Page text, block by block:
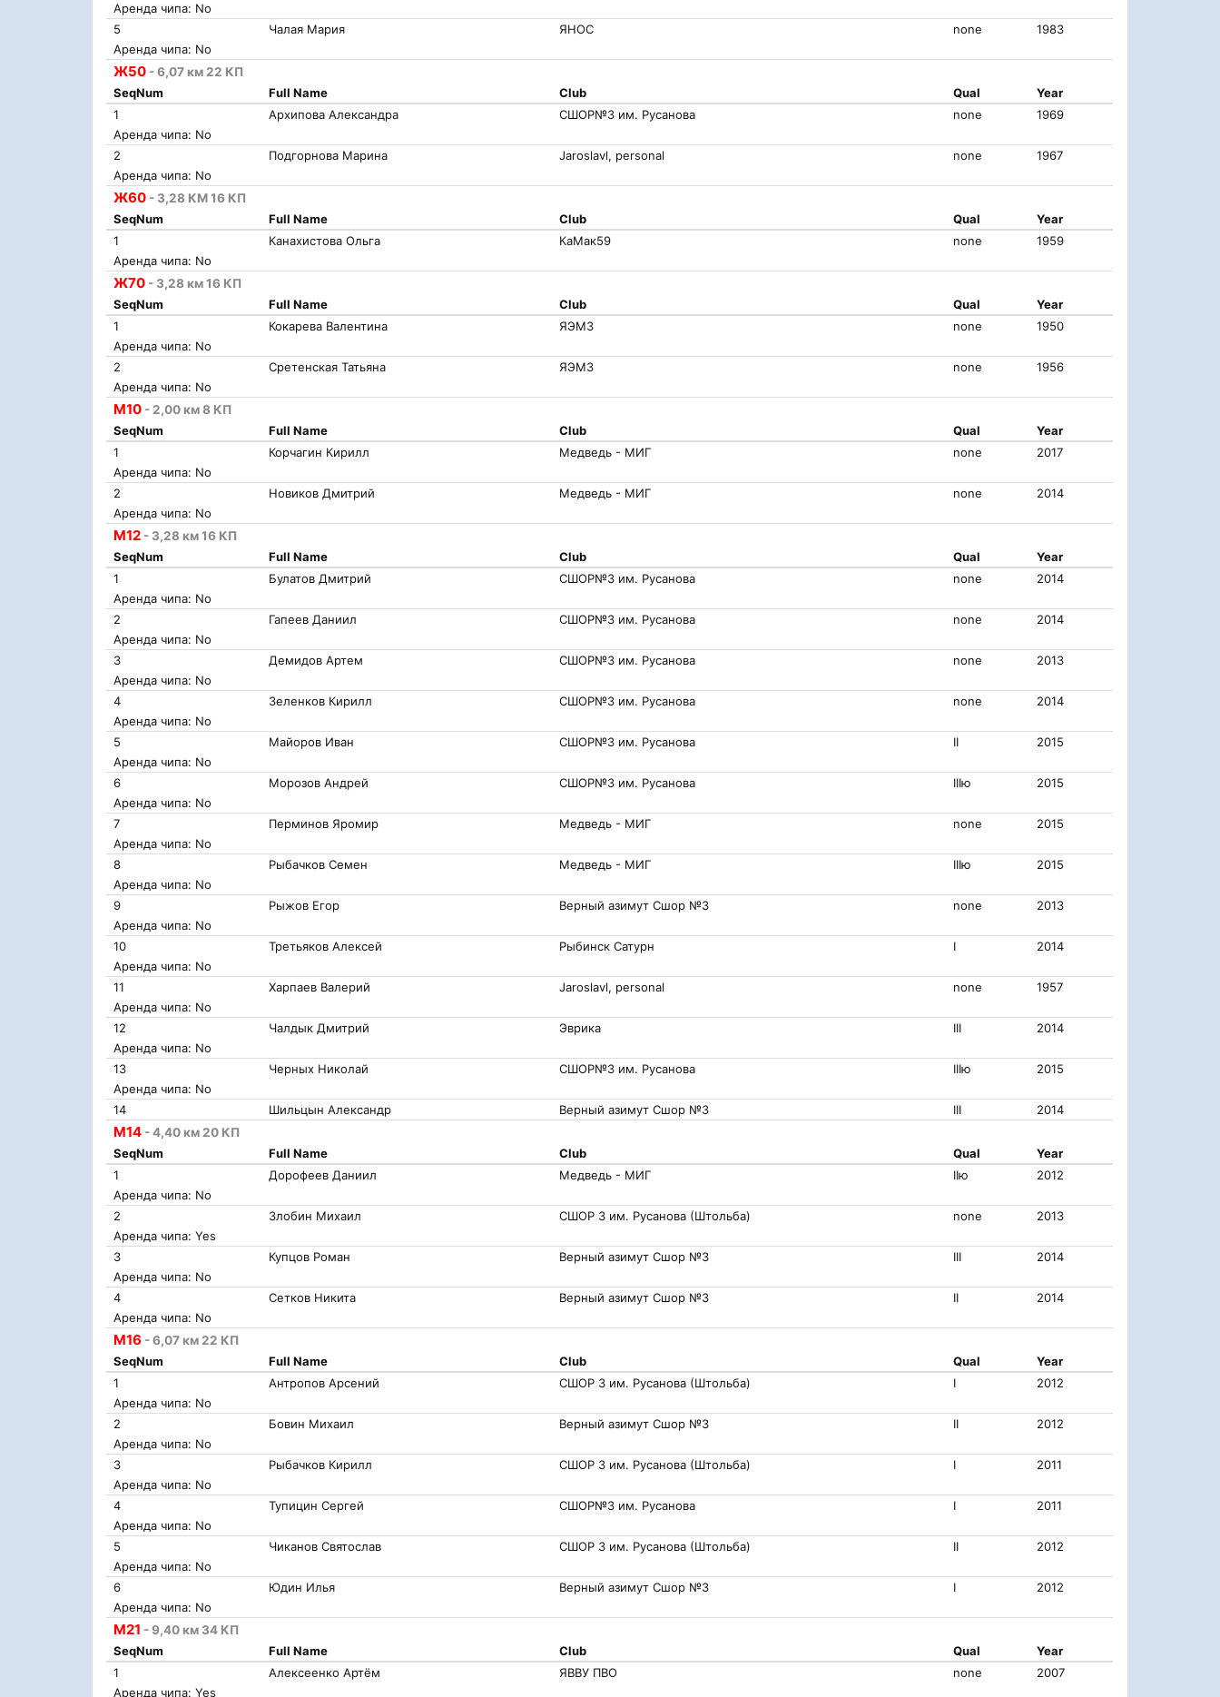
Аренда чипа: No
5
Чалая Мария ЯНОС none
1983
Аренда чипа: No
Ж50 - 6,07 км 22 КП
SeqNum
Full Name Club Qual
Year
1
Архипова Александра СШОР№3 им. Русанова none
1969
Аренда чипа: No
2
Подгорнова Марина Jaroslavl, personal none
1967
Аренда чипа: No
Ж60 - 3,28 КМ 16 КП
SeqNum
Full Name Club Qual
Year
1
Канахистова Ольга КаМак59 none
1959
Аренда чипа: No
Ж70 - 3,28 км 16 КП
SeqNum
Full Name Club Qual
Year
1
Кокарева Валентина ЯЭМЗ none
1950
Аренда чипа: No
2
Сретенская Татьяна ЯЭМЗ none
1956
Аренда чипа: No
М10 - 2,00 км 8 КП
SeqNum
Full Name Club Qual
Year
1
Корчагин Кирилл Медведь - МИГ none
2017
Аренда чипа: No
2
Новиков Дмитрий Медведь - МИГ none
2014
Аренда чипа: No
М12 - 3,28 км 16 КП
SeqNum
Full Name Club Qual
Year
1
Булатов Дмитрий СШОР№3 им. Русанова none
2014
Аренда чипа: No
2
Гапеев Даниил СШОР№3 им. Русанова none
2014
Аренда чипа: No
3
Демидов Артем СШОР№3 им. Русанова none
2013
Аренда чипа: No
4
Зеленков Кирилл СШОР№3 им. Русанова none
2014
Аренда чипа: No
5
Майоров Иван СШОР№3 им. Русанова II
2015
Аренда чипа: No
6
Морозов Андрей СШОР№3 им. Русанова IIIю
2015
Аренда чипа: No
7
Перминов Яромир Медведь - МИГ none
2015
Аренда чипа: No
8
Рыбачков Семен Медведь - МИГ IIIю
2015
Аренда чипа: No
9
Рыжов Егор Верный азимут Сшор №3 none
2013
Аренда чипа: No
10
Третьяков Алексей Рыбинск Сатурн I
2014
Аренда чипа: No
11
Харпаев Валерий Jaroslavl, personal none
1957
Аренда чипа: No
12
Чалдык Дмитрий Эврика III
2014
Аренда чипа: No
13
Черных Николай СШОР№3 им. Русанова IIIю
2015
Аренда чипа: No
14
Шильцын Александр Верный азимут Сшор №3 III 2014
М14 - 4,40 км 20 КП
SeqNum
Full Name Club Qual
Year
1
Дорофеев Даниил Медведь - МИГ IIю
2012
Аренда чипа: No
2
Злобин Михаил СШОР 3 им. Русанова (Штольба) none
2013
Аренда чипа: Yes
3
Купцов Роман Верный азимут Сшор №3 III
2014
Аренда чипа: No
4
Сетков Никита Верный азимут Сшор №3 II
2014
Аренда чипа: No
М16 - 6,07 км 22 КП
SeqNum
Full Name Club Qual
Year
1
Антропов Арсений СШОР 3 им. Русанова (Штольба) I
2012
Аренда чипа: No
2
Бовин Михаил Верный азимут Сшор №3 II
2012
Аренда чипа: No
3
Рыбачков Кирилл СШОР 3 им. Русанова (Штольба) I
2011
Аренда чипа: No
4
Тупицин Сергей СШОР№3 им. Русанова I
2011
Аренда чипа: No
5
Чиканов Святослав СШОР 3 им. Русанова (Штольба) II
2012
Аренда чипа: No
6
Юдин Илья Верный азимут Сшор №3 I
2012
Аренда чипа: No
М21 - 9,40 км 34 КП
SeqNum
Full Name Club Qual
Year
1
Алексеенко Артём ЯВВУ ПВО none
2007
Аренда чипа: Yes